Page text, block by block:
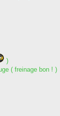
)
( freinage bon ! )